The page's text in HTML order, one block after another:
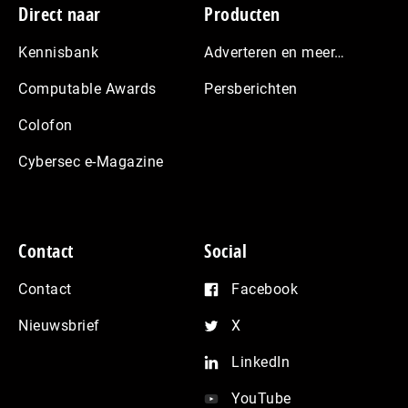
Footer
Direct naar
Kennisbank
Computable Awards
Colofon
Cybersec e-Magazine
Producten
Adverteren en meer…
Persberichten
Contact
Contact
Nieuwsbrief
Social
Facebook
X
LinkedIn
YouTube